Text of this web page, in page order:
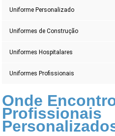
Uniforme Personalizado
Uniformes de Construção
Uniformes Hospitalares
Uniformes Profissionais
Onde
Profissionais